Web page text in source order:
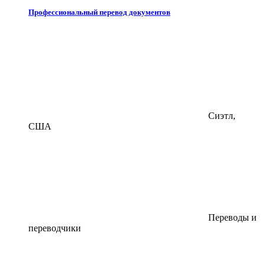
Профессиональный перевод документов
Сиэтл,
США
Переводы и
переводчики